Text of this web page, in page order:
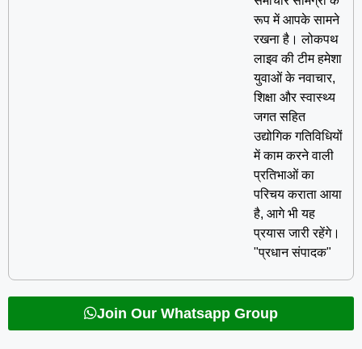
रूप में आपके सामने
रखना है। लोकपथ
लाइव की टीम हमेशा
युवाओं के नवाचार,
शिक्षा और स्वास्थ्य
जगत सहित
उद्योगिक गतिविधियों
में काम करने वाली
प्रतिभाओं का
परिचय कराता आया
है, आगे भी यह
प्रयास जारी रहेंगे।
"प्रधान संपादक"
Join Our Whatsapp Group